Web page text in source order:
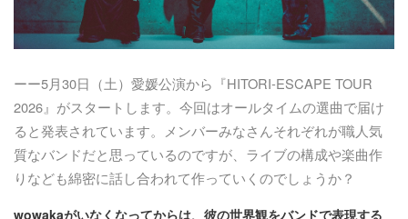
ーー5月30日（土）愛媛公演から『HITORI-ESCAPE TOUR
2026』がスタートします。今回はオールタイムの選曲で届け
ると発表されています。メンバーみなさんそれぞれが職人気
質なバンドだと思っているのですが、ライブの構成や楽曲作
りなども綿密に話し合われて作っていくのでしょうか？
wowakaがいなくなってからは、彼の世界観をバンドで表現する